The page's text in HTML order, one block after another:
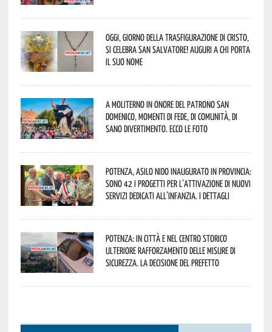
Oggi, giorno della Trasfigurazione di Cristo,
si celebra San Salvatore! Auguri a chi porta
il suo nome
A Moliterno in onore del Patrono San
Domenico, momenti di fede, di comunità, di
sano divertimento. Ecco le foto
Potenza, asilo nido inaugurato in provincia:
sono 42 i progetti per l’attivazione di nuovi
servizi dedicati all’infanzia. I dettagli
Potenza: in città e nel centro storico
ulteriore rafforzamento delle misure di
sicurezza. La decisione del Prefetto